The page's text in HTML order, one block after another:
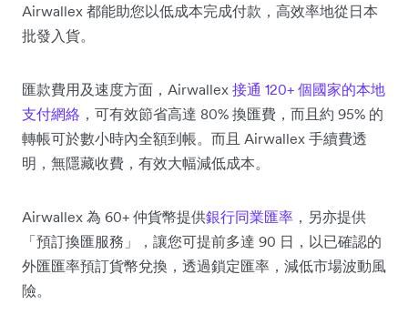
Airwallex 都能助您以低成本完成付款，高效率地從日本
批發入貨。
匯款費用及速度方面，Airwallex 接通 120+ 個國家的本地
支付網絡 ，可有效節省高達 80% 換匯費，而且約 95% 的
轉帳可於數小時內全額到帳。而且 Airwallex 手續費透
明，無隱藏收費，有效大幅減低成本。
Airwallex 為 60+ 仲貨幣提供銀行同業匯率 ，另亦提供
「預訂換匯服務」，讓您可提前多達 90 日，以已確認的
外匯匯率預訂貨幣兌換，透過鎖定匯率，減低市場波動風
險。